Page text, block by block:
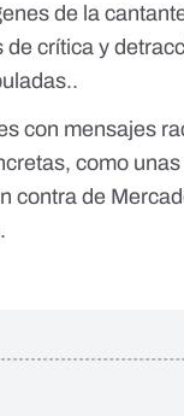
de la
crítica y
..
con mensajes
como unas
contra de
.